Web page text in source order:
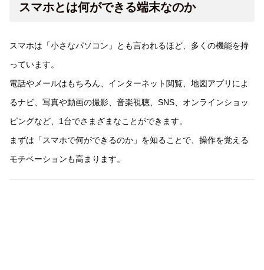
スマホとは何ができる端末なのか
スマホは「小さなパソコン」とも言われるほど、多くの機能を持
っています。
電話やメールはもちろん、インターネット閲覧、地図アプリによ
るナビ、写真や動画の撮影、音楽視聴、SNS、オンラインショッ
ピングなど、1台でさまざまなことができます。
まずは「スマホで何ができるのか」を知ることで、操作を覚える
モチベーションも高まります。